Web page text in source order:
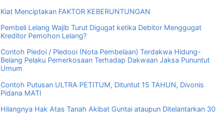
Kiat Menciptakan FAKTOR KEBERUNTUNGAN
Pembeli Lelang Wajib Turut Digugat ketika Debitor Menggugat
Kreditor Pemohon Lelang?
Contoh Pledoi / Pledooi (Nota Pembelaan) Terdakwa Hidung-
Belang Pelaku Pemerkosaan Terhadap Dakwaan Jaksa Pununtut
Umum
Contoh Putusan ULTRA PETITUM, Dituntut 15 TAHUN, Divonis
Pidana MATI
Hilangnya Hak Atas Tanah Akibat Guntai ataupun Ditelantarkan 30